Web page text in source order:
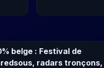
belge : Festival de
radars tronçons,